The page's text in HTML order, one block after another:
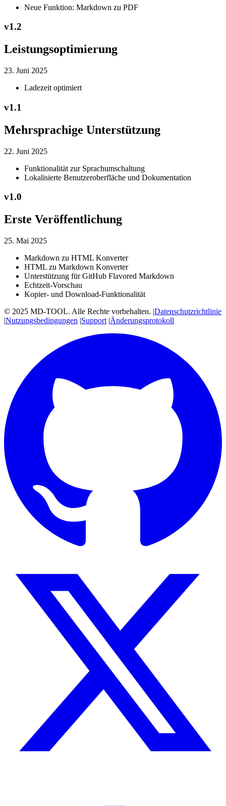
Neue Funktion: Markdown zu PDF
v1.2
Leistungsoptimierung
23. Juni 2025
Ladezeit optimiert
v1.1
Mehrsprachige Unterstützung
22. Juni 2025
Funktionalität zur Sprachumschaltung
Lokalisierte Benutzeroberfläche und Dokumentation
v1.0
Erste Veröffentlichung
25. Mai 2025
Markdown zu HTML Konverter
HTML zu Markdown Konverter
Unterstützung für GitHub Flavored Markdown
Echtzeit-Vorschau
Kopier- und Download-Funktionalität
© 2025 MD-TOOL. Alle Rechte vorbehalten. |Datenschutzrichtlinie
|Nutzungsbedingungen |Support |Änderungsprotokoll